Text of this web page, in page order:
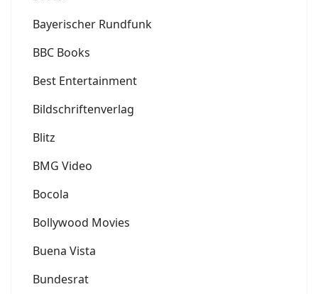
Bayerischer Rundfunk
BBC Books
Best Entertainment
Bildschriftenverlag
Blitz
BMG Video
Bocola
Bollywood Movies
Buena Vista
Bundesrat